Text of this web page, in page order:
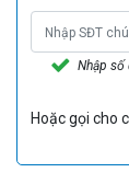
Nhập số
Hoặc gọi cho